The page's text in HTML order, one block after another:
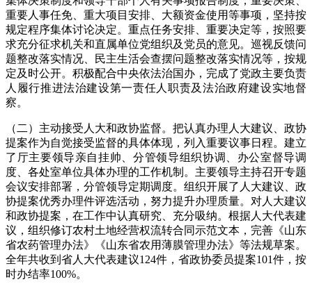
重要人事任免、重大项目安排、大额资金使用等事项，坚持按
规定程序集体讨论决定。重点任务安排、重要决定等，按照要
求充分征求机关和直属单位党组织及党员的意见。巡视反馈问
题整改落实情况、民主生活会查摆问题整改落实情况等，按规
定及时公开。积极配合中央依法治国办，完成了党政主要负责
人履行推进法治建设第一责任人职责及法治政府建设实地督
察。
（二）主动接受人大和政协监督。把认真办理人大建议、政协
提案作为自觉接受监督的具体体现，列入重要议事日程。建立
了厅主要领导亲自挂帅、分管领导组织协调、办公室督导调
度、各处室单位具体办理的工作机制。主要领导主持召开专题
会议安排部署，分管领导定期调度。组织开展了人大建议、政
协提案优秀办理件评选活动，努力提升办理质量。对人大建议
和政协提案，在工作中认真研究、充分吸纳。根据人大代表建
议，组织修订农村土地经营权流转合同示范文本，完善《山东
省农药管理办法》《山东省农用薄膜管理办法》等法规草案。
全年共收到省人大代表建议124件，省政协委员提案101件，按
时办结率100%。